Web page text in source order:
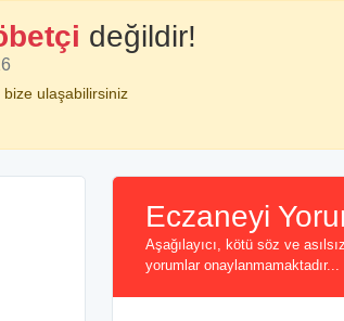
değildir!
bize ulaşabilirsiniz
Eczaneyi
Aşağılayıcı, kötü söz ve
yorumlar onaylanmamaktadır...